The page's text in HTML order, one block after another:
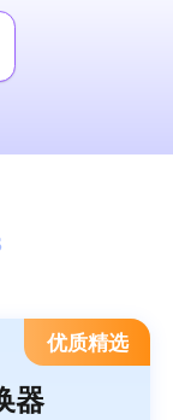
优质精选
器